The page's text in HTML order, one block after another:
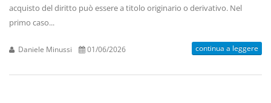
acquisto del diritto può essere a titolo originario o derivativo. Nel
primo caso...
Daniele Minussi 01/06/2026 continua a leggere